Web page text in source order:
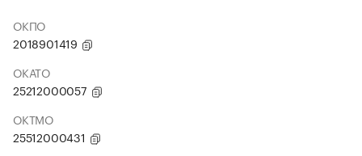
ОКПО
2018901419
ОКАТО
25212000057
ОКТМО
25512000431